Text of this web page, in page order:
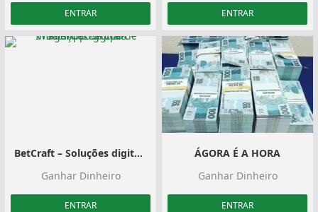
ENTRAR ENTRAR
BetCraft – Soluções digitais
Ganhar Dinheiro
ENTRAR
ÁGORA É A HORA
Ganhar Dinheiro
ENTRAR